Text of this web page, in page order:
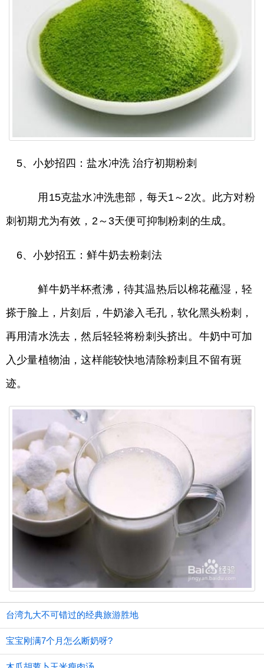
5、小妙招四：盐水冲洗 治疗初期粉刺
用15克盐水冲洗患部，每天1～2次。此方对粉
刺初期尤为有效，2～3天便可抑制粉刺的生成。
6、小妙招五：鲜牛奶去粉刺法
鲜牛奶半杯煮沸，待其温热后以棉花蘸湿，轻
搽于脸上，片刻后，牛奶渗入毛孔，软化黑头粉刺，
再用清水洗去，然后轻轻将粉刺头挤出。牛奶中可加
入少量植物油，这样能较快地清除粉刺且不留有斑
迹。
台湾九大不可错过的经典旅游胜地
宝宝刚满7个月怎么断奶呀?